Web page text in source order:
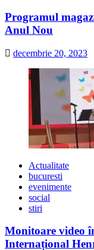
Programul
Anul Nou
decembrie 20, 2023
Actualitate
bucuresti
evenimente
social
stiri
Monitoare video
Internațional